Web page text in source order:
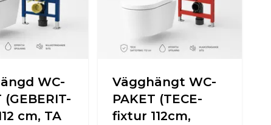
WC-
(GEBERIT-
cm, TA
Vägghängt WC-
PAKET (TECE-
fixtur 112cm,